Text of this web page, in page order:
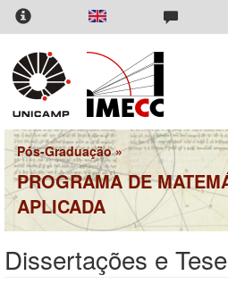
Pular
para
conteúdo
principal
Pós-Graduação»
PROGRAMA DE
APLICADA
Dissertações e